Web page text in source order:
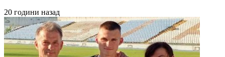
20 години назад